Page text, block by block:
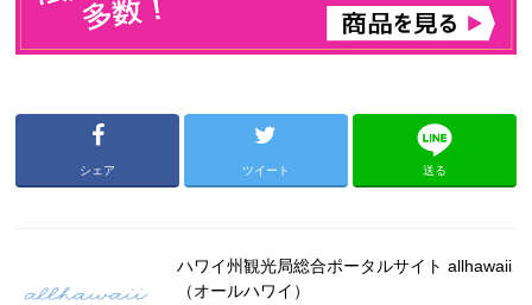
シェア ツイート 送る
ハワイ州観光局総合ポータルサイト allhawaii
（オールハワイ）